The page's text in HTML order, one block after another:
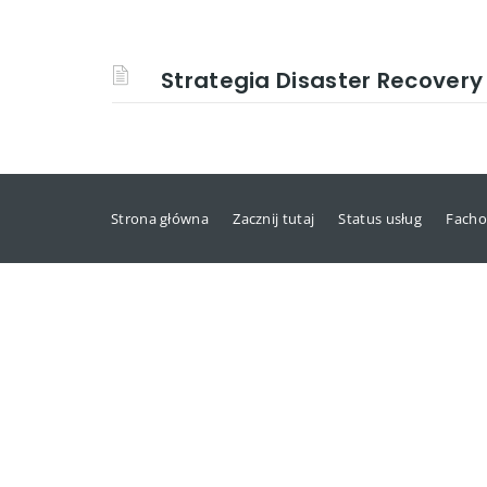
Strategia Disaster Recovery
Strona główna Zacznij tutaj Status usług